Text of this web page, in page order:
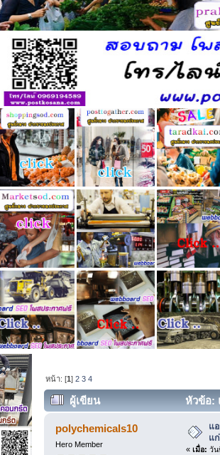
หน้า: [1]2 3 4
ผู้เขียน หัวข้อ:
polychemicals10
Hero Member
แ
แ
« เมื่อ: วัน